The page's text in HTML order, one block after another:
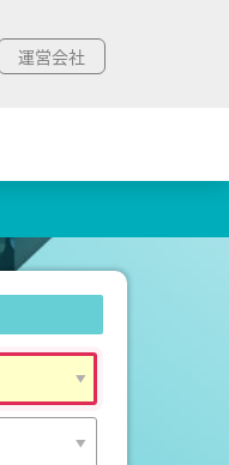
運営会社